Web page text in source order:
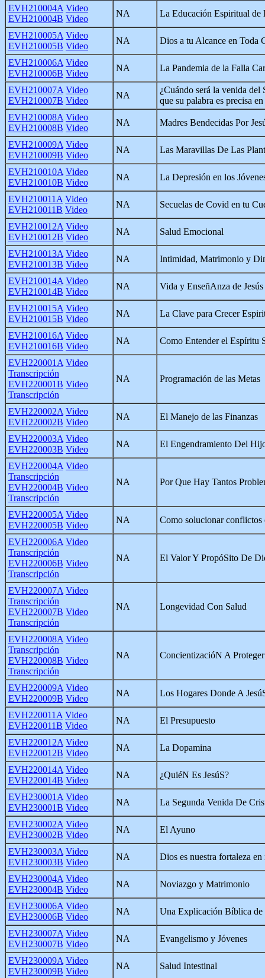
EVH210004A Video
EVH210004B Video
NA La Educación Espiritual de
EVH210005A Video
EVH210005B Video
NA Dios a tu Alcance en Toda
EVH210006A Video
EVH210006B Video
NA La Pandemia de la Falla
EVH210007A Video
EVH210007B Video
NA
¿Cuándo será la venida del
que su palabra es precisa
EVH210008A Video
EVH210008B Video
NA Madres Bendecidas Por
EVH210009A Video
EVH210009B Video
NA Las Maravillas De Las
EVH210010A Video
EVH210010B Video
NA La Depresión en los
EVH210011A Video
EVH210011B Video
NA Secuelas de Covid en tu
EVH210012A Video
EVH210012B Video
NA Salud Emocional
EVH210013A Video
EVH210013B Video
NA Intimidad, Matrimonio y
EVH210014A Video
EVH210014B Video
NA Vida y EnseñAnza de Jesús
EVH210015A Video
EVH210015B Video
NA La Clave para Crecer
EVH210016A Video
EVH210016B Video
NA Como Entender el Espíritu
EVH220001A Video
Transcripción
EVH220001B Video
Transcripción
NA Programación de las Metas
EVH220002A Video
EVH220002B Video
NA El Manejo de las Finanzas
EVH220003A Video
EVH220003B Video
NA El Engendramiento Del
EVH220004A Video
Transcripción
EVH220004B Video
Transcripción
NA Por Que Hay Tantos
EVH220005A Video
EVH220005B Video
NA Como solucionar conflictos
EVH220006A Video
Transcripción
EVH220006B Video
Transcripción
NA El Valor Y PropóSito De
EVH220007A Video
Transcripción
EVH220007B Video
Transcripción
NA Longevidad Con Salud
EVH220008A Video
Transcripción
EVH220008B Video
Transcripción
NA ConcientizacióN A
EVH220009A Video
EVH220009B Video
NA Los Hogares Donde A
EVH220011A Video
EVH220011B Video
NA El Presupuesto
EVH220012A Video
EVH220012B Video
NA La Dopamina
EVH220014A Video
EVH220014B Video
NA ¿QuiéN Es JesúS?
EVH230001A Video
EVH230001B Video
NA La Segunda Venida De
EVH230002A Video
EVH230002B Video
NA El Ayuno
EVH230003A Video
EVH230003B Video
NA Dios es nuestra fortaleza
EVH230004A Video
EVH230004B Video
NA Noviazgo y Matrimonio
EVH230006A Video
EVH230006B Video
NA Una Explicación Bíblica de
EVH230007A Video
EVH230007B Video
NA Evangelismo y Jóvenes
EVH230009A Video
EVH230009B Video
NA Salud Intestinal